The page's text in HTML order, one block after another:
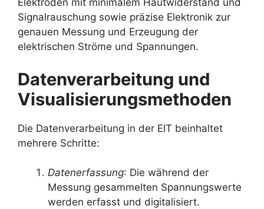
Elektroden mit minimalem Hautwiderstand und
Signalrauschung sowie präzise Elektronik zur
genauen Messung und Erzeugung der
elektrischen Ströme und Spannungen.
Datenverarbeitung und
Visualisierungsmethoden
Die Datenverarbeitung in der EIT beinhaltet
mehrere Schritte:
Datenerfassung: Die während der
Messung gesammelten Spannungswerte
werden erfasst und digitalisiert.